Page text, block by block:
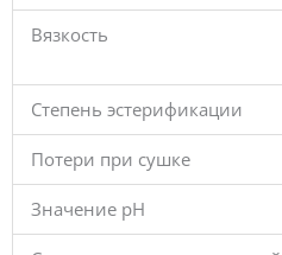
Вязкость
Степень эстерификации
Потери при сушке
Значение pH